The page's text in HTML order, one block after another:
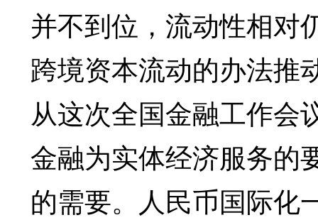
并不到位，流动性相对
跨境资本流动的办法推
从这次全国金融工作会
金融为实体经济服务的
的需要。人民币国际化